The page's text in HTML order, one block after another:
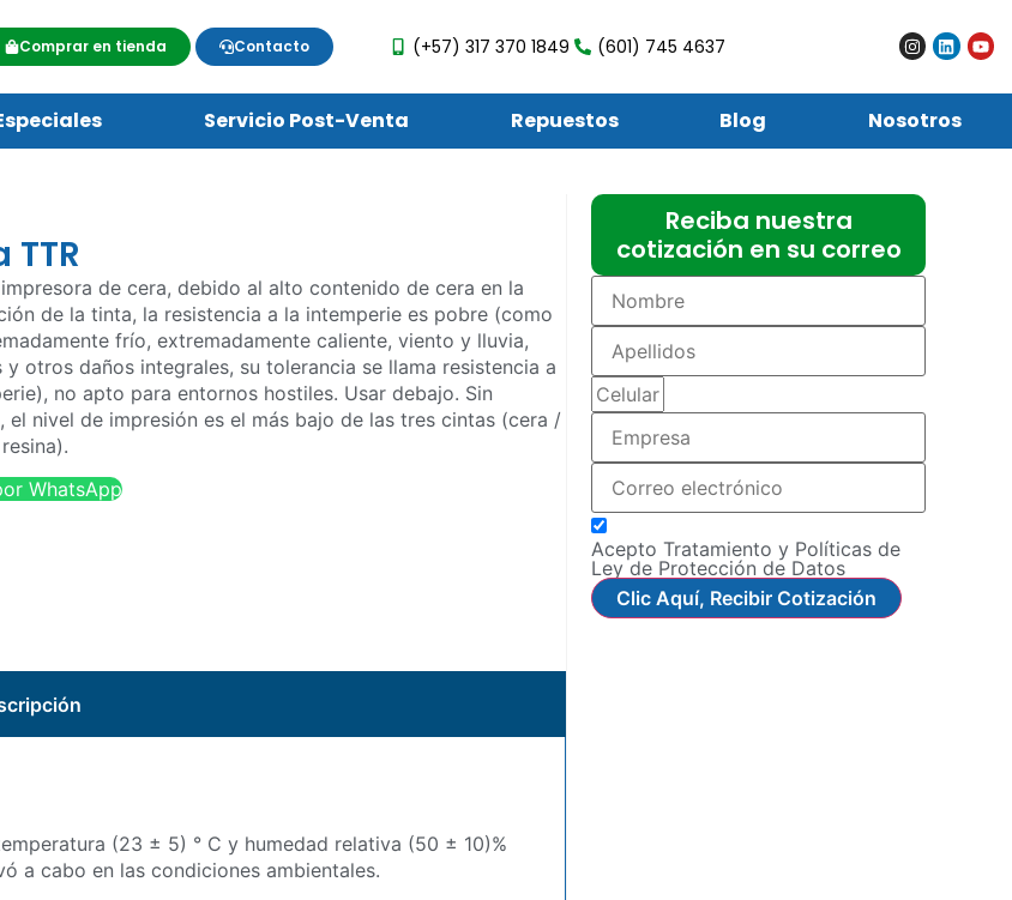
Comprar en tienda Contacto (+57) 317 370 1849 (601) 745 4637
Servicio Post-Venta Repuestos Blog Nosotros
TTR
de cera, debido al alto contenido de cera en la
de la tinta, la resistencia a la intemperie es pobre (como
frío, extremadamente caliente, viento y lluvia,
y otros daños integrales, su tolerancia se llama resistencia a
no apto para entornos hostiles. Usar debajo. Sin
el nivel de impresión es el más bajo de las tres cintas (cera /
WhatsApp
(23 ± 5) ° C y humedad relativa (50 ± 10)%
a cabo en las condiciones ambientales.
Reciba nuestra
cotización en su correo
Acepto Tratamiento y Políticas de
Ley de Protección de Datos
Clic Aquí, Recibir Cotización